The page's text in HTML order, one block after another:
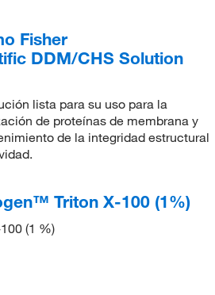
Fisher
DDM/CHS Solution
lista para su uso para la
de proteínas de membrana y
de la integridad estructural
Triton X-100 (1%)
(1 %)